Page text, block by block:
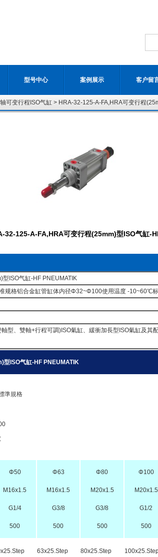
型号中心 案例展示 客户留
可变行程ISO气缸 > HRA-32-125-A-FA,HRA可变行程
32-125-A-FA,HRA可变行程(25mm)型ISO气缸-
ISO气缸-HF PNEUMATIK
规格铝合金缸管缸体内径Φ32~Φ100使用温度 -10~60℃
型、雙軸+行程可調)ISO氣缸、緩衝加長型ISO氣缸及其
型ISO气缸-HF PNEUMATIK
準規格
Φ50
M16x1.5
G1/4
500
Φ63
M16x1.5
G3/8
500
Φ80
M20x1.5
G3/8
500
Φ100
M20x1.5
G1/2
500
63x25.Step 80x25.Step